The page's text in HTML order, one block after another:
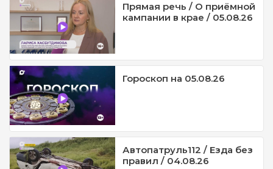
Прямая речь / О приёмной
кампании в крае / 05.08.26
Гороскоп на 05.08.26
Автопатруль112 / Езда без
правил / 04.08.26